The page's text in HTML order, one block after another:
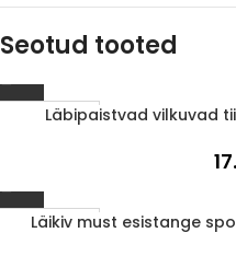
Seotud tooted
1-3 d.d.
Läbipaistvad vilkuvad
1-3 d.d.
Läikiv must esistange